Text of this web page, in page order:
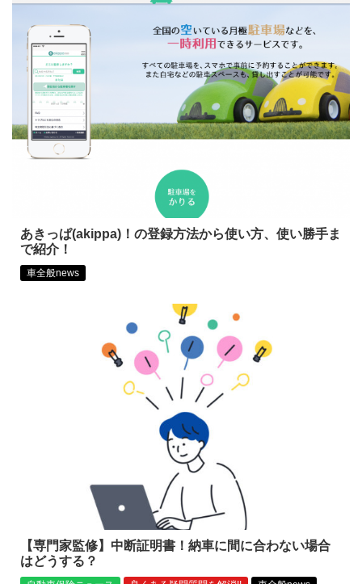
あきっぱ(akippa)！の登録方法から使い方、使い勝手ま
で紹介！
車全般news
【専門家監修】中断証明書！納車に間に合わない場合
はどうする？